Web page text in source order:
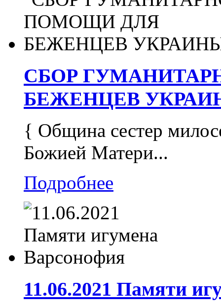
СБОР
БЕЖЕНЦЕВ
{ Община сестер
Божией Матери...
Подробнее
11.06.2021 Памяти